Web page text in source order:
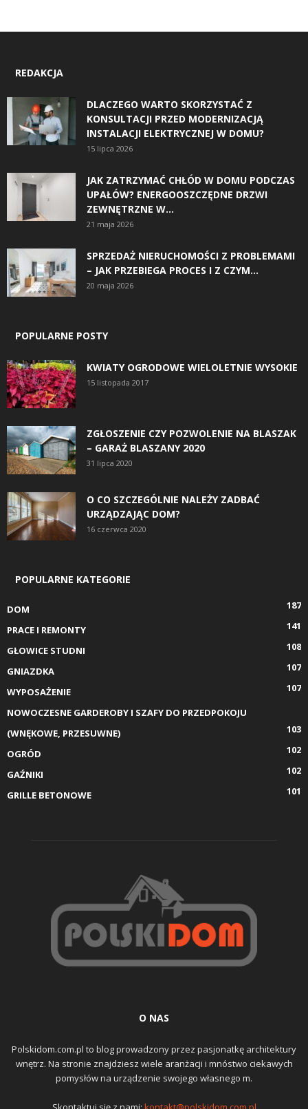
REDAKCJA
DLACZEGO WARTO SKORZYSTAĆ Z
KONSULTACJI PRZED MODERNIZACJĄ
INSTALACJI ELEKTRYCZNEJ W DOMU?
15 lipca 2026
JAK ZATRZYMAĆ CHŁÓD W DOMU PODCZAS
UPAŁÓW? ENERGOOSZCZĘDNE DRZWI
ZEWNĘTRZNE W...
21 maja 2026
SPRZEDAŻ NIERUCHOMOŚCI Z PROBLEMAMI
– JAK PRZEBIEGA PROCES I Z CZYM...
20 maja 2026
POPULARNE POSTY
KWIATY OGRODOWE WIELOLETNIE WYSOKIE
15 listopada 2017
ZGŁOSZENIE CZY POZWOLENIE NA BLASZAK
– GARAŻ BLASZANY 2020
31 lipca 2020
O CO SZCZEGÓLNIE NALEŻY ZADBAĆ
URZĄDZAJĄC DOM?
16 czerwca 2020
POPULARNE KATEGORIE
DOM
187
PRACE I REMONTY
141
GŁOWICE STUDNI
108
GNIAZDKA
107
WYPOSAŻENIE
107
NOWOCZESNE GARDEROBY I SZAFY DO PRZEDPOKOJU
(WNĘKOWE, PRZESUWNE)
103
OGRÓD
102
GAŹNIKI
102
GRILLE BETONOWE
101
O NAS
Polskidom.com.pl to blog prowadzony przez pasjonatkę architektury
wnętrz. Na stronie znajdziesz wiele aranżacji i mnóstwo ciekawych
pomysłów na urządzenie swojego własnego m.